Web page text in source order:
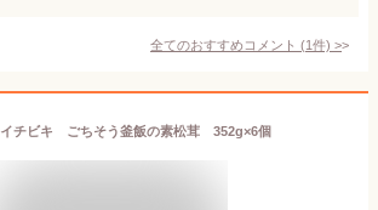
全てのおすすめコメント (1件) >
イチビキ ごちそう釜飯の素松茸 352g×6個